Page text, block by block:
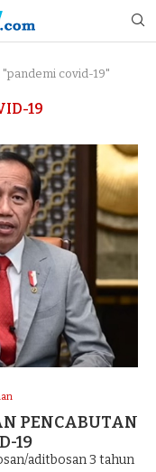
"pandemi covid-19"
19
PENCABUTAN
19
aditbosan3 tahun